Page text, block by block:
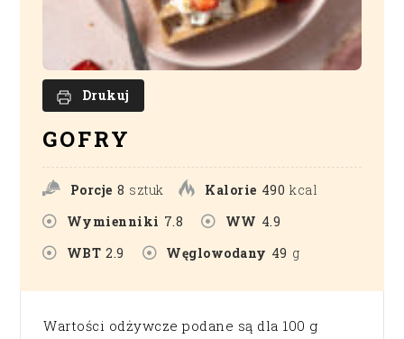
Drukuj
GOFRY
Porcje 8 sztuk Kalorie 490 kcal
Wymienniki 7.8 WW 4.9
WBT 2.9 Węglowodany 49 g
Wartości odżywcze podane są dla 100 g